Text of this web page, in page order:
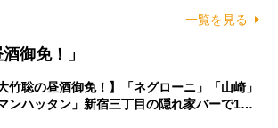
一覧を見る
御免！」
大竹聡の昼酒御免！】「ネグローニ」「山崎」
マンハッタン」新宿三丁目の隠れ家バーで1…